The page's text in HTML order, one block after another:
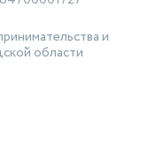
и
области